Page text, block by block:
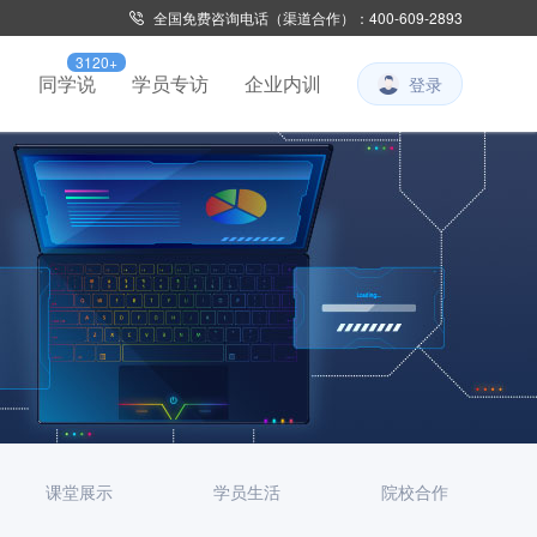
全国免费咨询电话（渠道合作）：400-609-2893
同学说
3120+
学员专访 企业内训 登录
课堂展示 学员生活 院校合作